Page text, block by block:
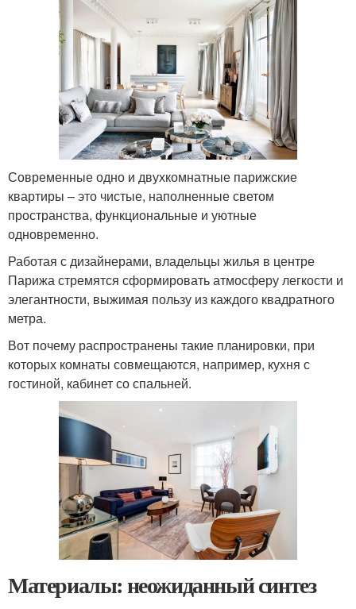
Современные одно и двухкомнатные парижские
квартиры – это чистые, наполненные светом
пространства, функциональные и уютные
одновременно.
Работая с дизайнерами, владельцы жилья в центре
Парижа стремятся сформировать атмосферу легкости и
элегантности, выжимая пользу из каждого квадратного
метра.
Вот почему распространены такие планировки, при
которых комнаты совмещаются, например, кухня с
гостиной, кабинет со спальней.
Материалы: неожиданный синтез